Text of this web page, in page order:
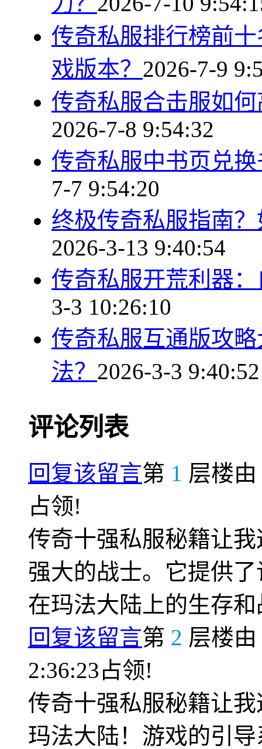
传奇私服排行榜前
戏版本？ 2026-7-9
传奇私服合击服如
2026-7-8 9:54:32
传奇私服中书页兑
7-7 9:54:20
终极传奇私服指南
2026-3-13 9:40:54
传奇私服开荒利器
3-3 10:26:10
传奇私服互通版攻
法？ 2026-3-3 9:40:52
评论列表
回复该留言第 1 层楼由
占领!
传奇十强私服秘籍让
强大的战士。它提供
在玛法大陆上的生存
回复该留言第 2 层楼由
2:36:23占领!
传奇十强私服秘籍让
玛法大陆！游戏的引